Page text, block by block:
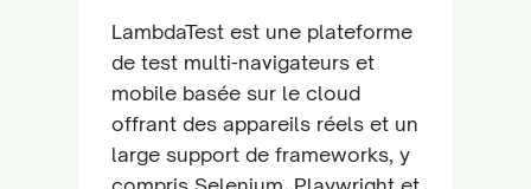
LambdaTest est une plateforme
de test multi-navigateurs et
mobile basée sur le cloud
offrant des appareils réels et un
large support de frameworks, y